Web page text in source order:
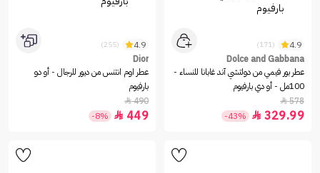
4.9
(171)
Dolce and Gabbana
عطر بور فيمي من دولتشي آند غابانا للنساء -
100مل - أو دي بارفيوم
578

329.99

-43%
4.9
(255)
Dior
عطر اوم انتنس من ديور للرجال - أو دو
بارفيوم
490

449

-8%